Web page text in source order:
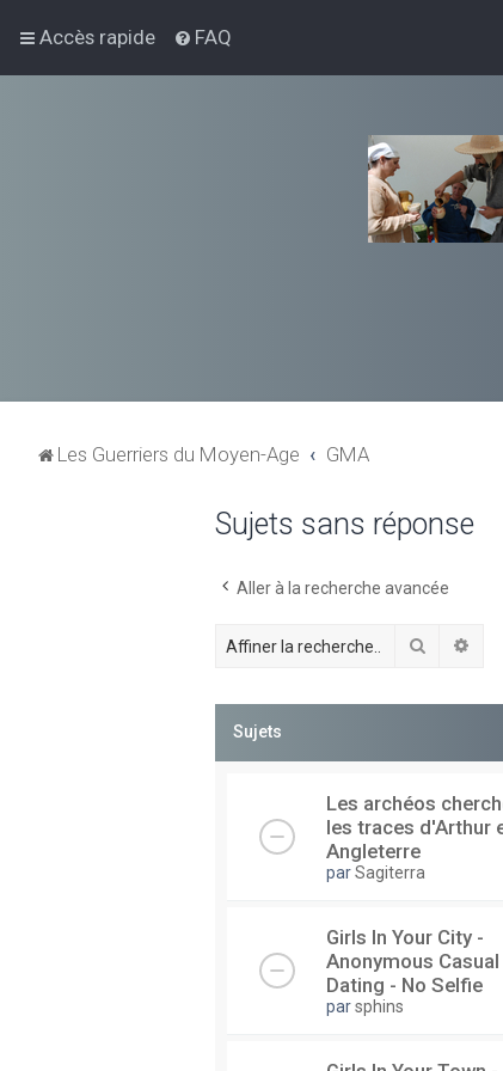
Accès rapide FAQ
Les Guerriers du Moyen-Age GMA
Sujets sans réponse
Aller à la recherche avancée
Rechercher
Sujets
Les archéos
les traces d'Arthur
Angleterre
parSagiterra
Girls In Your City -
Anonymous Casual
Dating - No Selfie
parsphins